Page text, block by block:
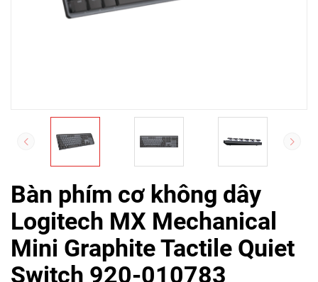
Bàn phím cơ không dây
Logitech MX Mechanical
Mini Graphite Tactile Quiet
Switch 920-010783